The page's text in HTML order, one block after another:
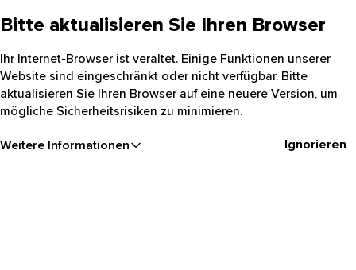
Bitte aktualisieren Sie Ihren Browser
Ihr Internet-Browser ist veraltet. Einige Funktionen unserer
Website sind eingeschränkt oder nicht verfügbar. Bitte
aktualisieren Sie Ihren Browser auf eine neuere Version, um
mögliche Sicherheitsrisiken zu minimieren.
Weitere Informationen Ignorieren